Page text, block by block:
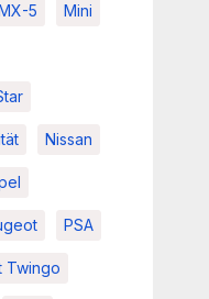
5 Mini
Nissan
PSA
Twingo